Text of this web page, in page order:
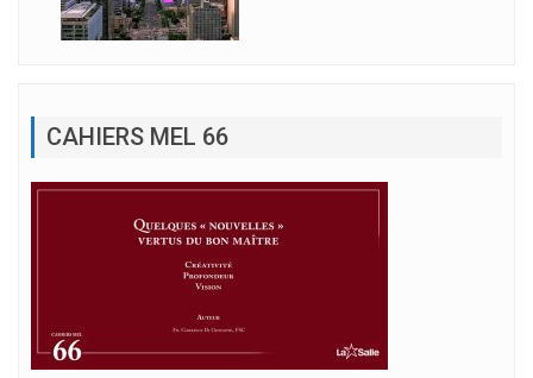
CAHIERS MEL 66